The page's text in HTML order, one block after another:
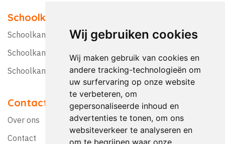
Wij gebruiken cookies
Wij maken gebruik van cookies en
andere tracking-technologieën om
uw surfervaring op onze website
te verbeteren, om
gepersonaliseerde inhoud en
advertenties te tonen, om ons
websiteverkeer te analyseren en
om te begrijpen waar onze
Schoolkampen
Schoolkamp Nederland
Schoolkamp België
Schoolkamptips
Contact
Over ons
Contact